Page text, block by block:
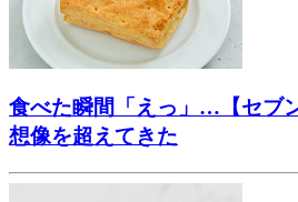
食べた瞬間「えっ」…【セブ
想像を超えてきた